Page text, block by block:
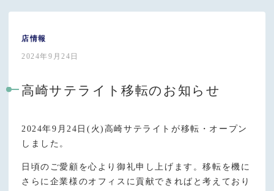
店情報
2024年9月24日
高崎サテライト移転のお知らせ
2024年9月24日(火)高崎サテライトが移転・オープン
しました。
日頃のご愛顧を心より御礼申し上げます。移転を機に
さらに企業様のオフィスに貢献できればと考えており